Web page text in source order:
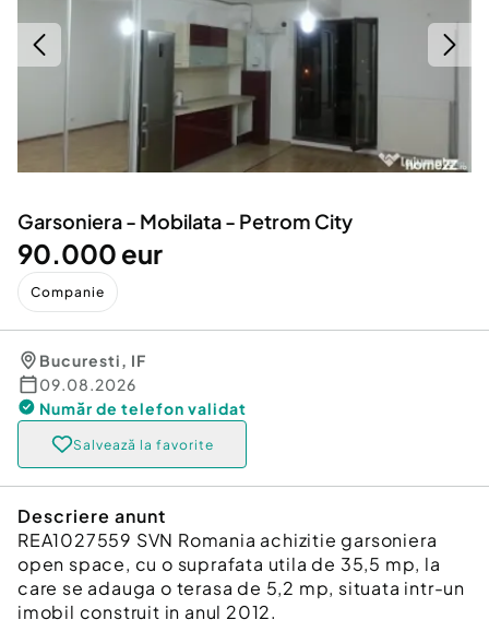
Servicii
Animale de companie
Afaceri și echipamente profesionale
Inchiriere Bunuri si Vehicule
Utilaje agricole si industriale
Piese auto si accesorii
Garsoniera - Mobilata - Petrom City
90.000 eur
Companie
Bucuresti, IF
09.08.2026
Număr de telefon validat
Salvează la favorite
Descriere anunt
REA1027559 SVN Romania achizitie garsoniera
open space, cu o suprafata utila de 35,5 mp, la
care se adauga o terasa de 5,2 mp, situata intr-un
imobil construit in anul 2012.